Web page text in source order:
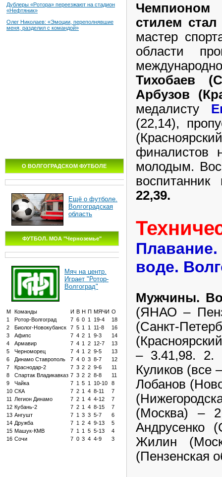
Дублеры «Ротора» переезжают на стадион
«Нефтяник»
Олег Николаев: «Эмоции, переполнявшие
меня, разделил с командой»
О ВОЛГОГРАДСКОМ ФУТБОЛЕ
Ещё о футболе.
Волгоградская
область
ФУТБОЛ. МОА "Черноземье"
Мяч на центр.
Играет "Ротор-
Волгоград"
М Команды И В Н П МЯЧИ О
1
Ротор-Волгоград 7 6 0 1 19-4
18
2
Биолог-Новокубанск 7 5 1 1 11-8
16
3
Афипс 7 4 2 1 9-3
14
4
Армавир 7 4 1 2 12-7
13
5
Черноморец 7 4 1 2 9-5
13
6
Динамо Ставрополь 7 4 0 3 8-7
12
7
Краснодар-2 7 3 2 2 9-6
11
8
Спартак Владикавказ 7 3 2 2 8-8
11
9
Чайка 7 1 5 1 10-10
8
10 СКА 7 2 1 4 8-11
7
11
Легион Динамо 7 2 1 4 4-12
7
12 Кубань-2 7 2 1 4 8-15
7
13 Ангушт 7 1 3 3 5-7
6
14 Дружба 7 1 2 4 9-13
5
15 Машук-КМВ 7 1 1 5 5-13
4
16 Сочи 7 0 3 4 4-9 3
Чемпионом
стилем
мастер
области
Тихобаев
Арбузов
медалисту
(22,14),
финалистов
молодым.
воспитанник
22,39.
воде.
Мужчины.
(ЯНАО –
(Санкт-
– 3.41,98. 2.
Куликов (все
Лобанов
(Москва) –
Андрусенко
Жилин
(Пензенская